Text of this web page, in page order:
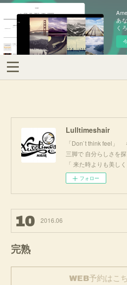
あ
く
Lulltimeshair
「Don`t think feel」
三脚で 自分ら
「 来た時よりも美し
フォロー
10 2016 .06
完熟
WEB予約はこ